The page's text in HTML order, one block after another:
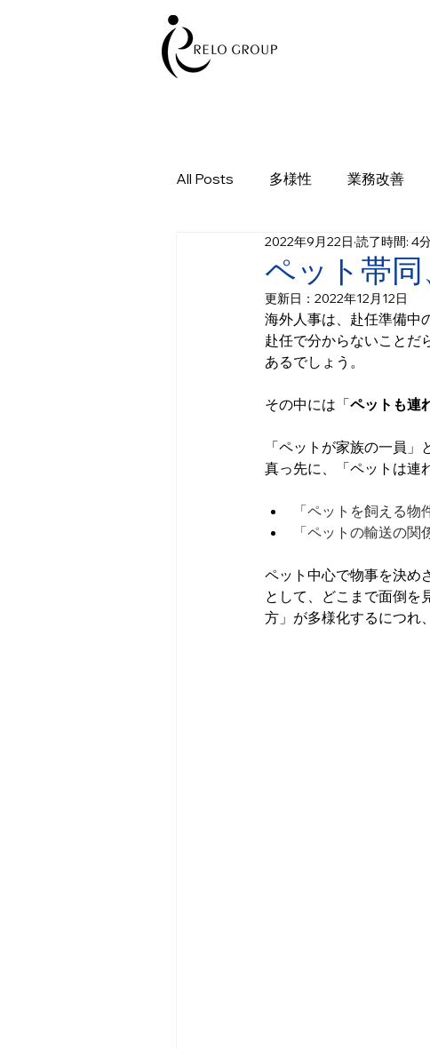
All Posts 多様性 業務改善
ペット帯
2022年9月22日 読了時間: 4
更新日： 2022年12月12日
海外人事は、赴任準備中
赴任で分からないことだ
あるでしょう。
その中には「ペットも連
「ペットが家族の一員
真っ先に、「ペットは連
「ペットを飼える
「ペットの輸送の
ペット中心で物事を決め
として、どこまで面倒を
方」が多様化するにつれ